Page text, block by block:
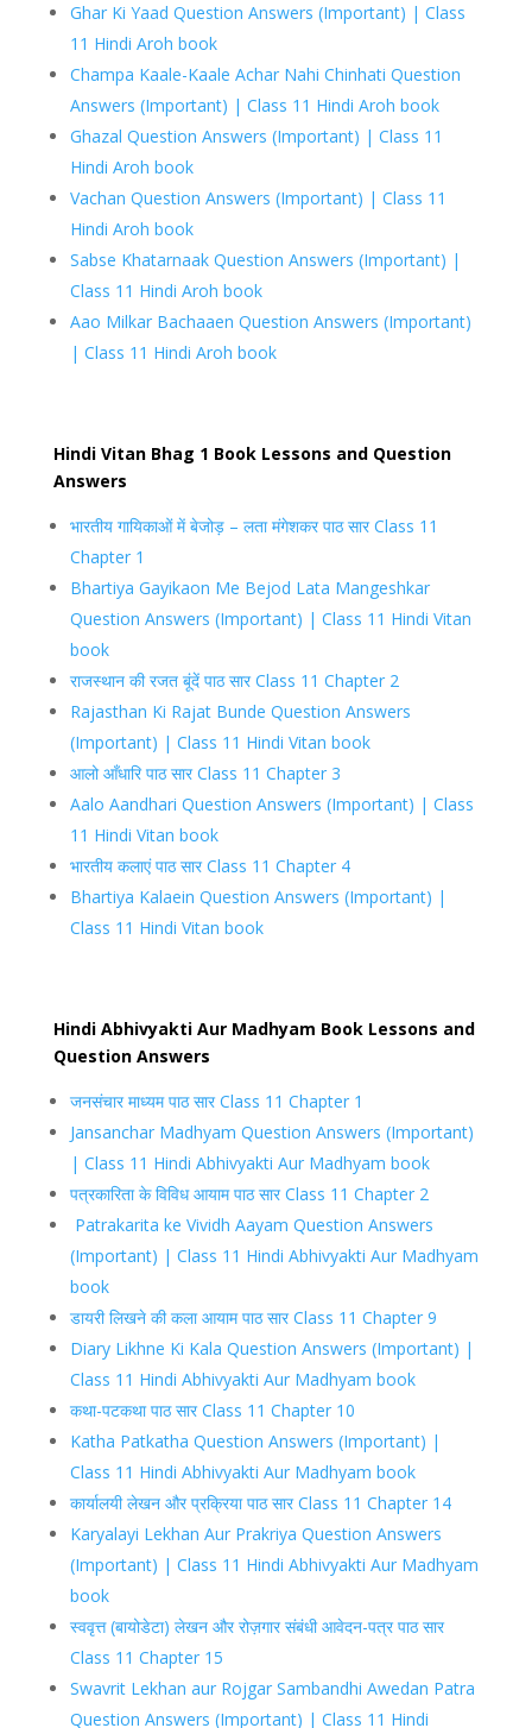
Ghar Ki Yaad Question Answers (Important) | Class
11 Hindi Aroh book
Champa Kaale-Kaale Achar Nahi Chinhati Question
Answers (Important) | Class 11 Hindi Aroh book
Ghazal Question Answers (Important) | Class 11
Hindi Aroh book
Vachan Question Answers (Important) | Class 11
Hindi Aroh book
Sabse Khatarnaak Question Answers (Important) |
Class 11 Hindi Aroh book
Aao Milkar Bachaaen Question Answers (Important)
| Class 11 Hindi Aroh book
Hindi Vitan Bhag 1 Book Lessons and Question
Answers
भारतीय गायिकाओं में बेजोड़ – लता मंगेशकर पाठ सार Class 11
Chapter 1
Bhartiya Gayikaon Me Bejod Lata Mangeshkar
Question Answers (Important) | Class 11 Hindi Vitan
book
राजस्थान की रजत बूंदें पाठ सार Class 11 Chapter 2
Rajasthan Ki Rajat Bunde Question Answers
(Important) | Class 11 Hindi Vitan book
आलो आँधारि पाठ सार Class 11 Chapter 3
Aalo Aandhari Question Answers (Important) | Class
11 Hindi Vitan book
भारतीय कलाएं पाठ सार Class 11 Chapter 4
Bhartiya Kalaein Question Answers (Important) |
Class 11 Hindi Vitan book
Hindi Abhivyakti Aur Madhyam Book Lessons and
Question Answers
जनसंचार माध्यम पाठ सार Class 11 Chapter 1
Jansanchar Madhyam Question Answers (Important)
| Class 11 Hindi Abhivyakti Aur Madhyam book
पत्रकारिता के विविध आयाम पाठ सार Class 11 Chapter 2
Patrakarita ke Vividh Aayam Question Answers
(Important) | Class 11 Hindi Abhivyakti Aur Madhyam
book
डायरी लिखने की कला आयाम पाठ सार Class 11 Chapter 9
Diary Likhne Ki Kala Question Answers (Important) |
Class 11 Hindi Abhivyakti Aur Madhyam book
कथा-पटकथा पाठ सार Class 11 Chapter 10
Katha Patkatha Question Answers (Important) |
Class 11 Hindi Abhivyakti Aur Madhyam book
कार्यालयी लेखन और प्रक्रिया पाठ सार Class 11 Chapter 14
Karyalayi Lekhan Aur Prakriya Question Answers
(Important) | Class 11 Hindi Abhivyakti Aur Madhyam
book
स्ववृत्त (बायोडेटा) लेखन और रोज़गार संबंधी आवेदन-पत्र पाठ सार
Class 11 Chapter 15
Swavrit Lekhan aur Rojgar Sambandhi Awedan Patra
Question Answers (Important) | Class 11 Hindi